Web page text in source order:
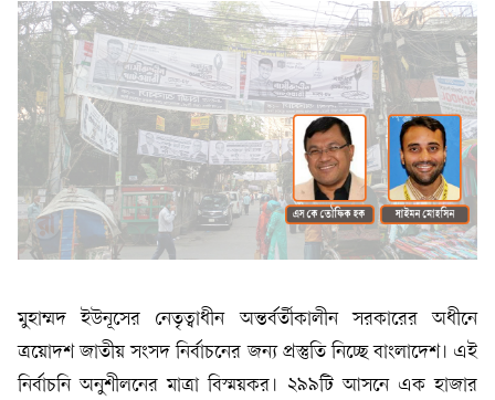
মুহাম্মদ ইউনূসের নেতৃত্বাধীন অন্তর্বর্তীকালীন সরকারের অধীনে
ত্রয়োদশ জাতীয় সংসদ নির্বাচনের জন্য প্রস্তুতি নিচ্ছে বাংলাদেশ। এই
নির্বাচনি অনুশীলনের মাত্রা বিস্ময়কর। ২৯৯টি আসনে এক হাজার